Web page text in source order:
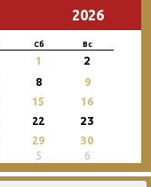
2026
Сб Вс
1 2
8
9
15
16
22 23
29
30
5 6